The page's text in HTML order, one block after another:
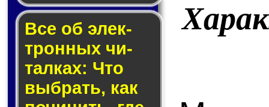
Все об элек­
трон­ных чи­
тал­ках: Что
выб­рать, как